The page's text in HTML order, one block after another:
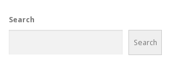
Search
Search